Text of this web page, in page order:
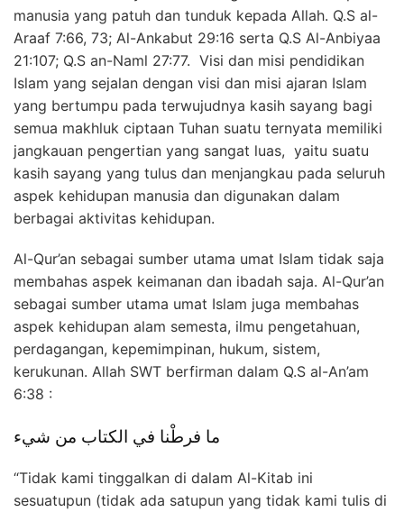
manusia yang patuh dan tunduk kepada Allah. Q.S al-
Araaf 7:66, 73; Al-Ankabut 29:16 serta Q.S Al-Anbiyaa
21:107; Q.S an-Naml 27:77. Visi dan misi pendidikan
Islam yang sejalan dengan visi dan misi ajaran Islam
yang bertumpu pada terwujudnya kasih sayang bagi
semua makhluk ciptaan Tuhan suatu ternyata memiliki
jangkauan pengertian yang sangat luas, yaitu suatu
kasih sayang yang tulus dan menjangkau pada seluruh
aspek kehidupan manusia dan digunakan dalam
berbagai aktivitas kehidupan.
Al-Qur’an sebagai sumber utama umat Islam tidak saja
membahas aspek keimanan dan ibadah saja. Al-Qur’an
sebagai sumber utama umat Islam juga membahas
aspek kehidupan alam semesta, ilmu pengetahuan,
perdagangan, kepemimpinan, hukum, sistem,
kerukunan. Allah SWT berfirman dalam Q.S al-An’am
6:38 :
ما فرطْنا في الكتاب من شيء
“Tidak kami tinggalkan di dalam Al-Kitab ini
sesuatupun (tidak ada satupun yang tidak kami tulis di